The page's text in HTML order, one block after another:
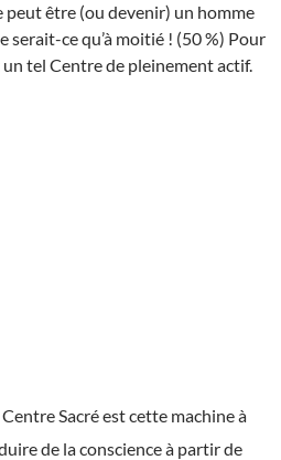
peut être (ou devenir) un homme
serait-ce qu’à moitié ! (50 %) Pour
tel Centre de pleinement actif.
Centre Sacré est cette machine à
de la conscience à partir de